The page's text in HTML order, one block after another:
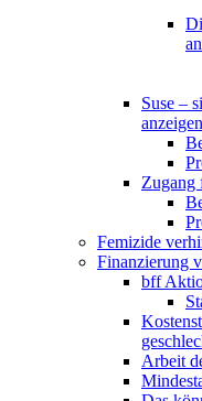
Suse –
anzeigen
Zugang
Femizide
Finanzierung
bff
Arbeit